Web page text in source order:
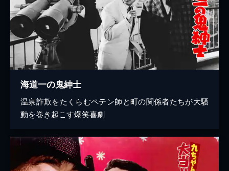
海道一の鬼紳士
温泉詐欺をたくらむペテン師と町の関係者たちが大騒
動を巻き起こす爆笑喜劇